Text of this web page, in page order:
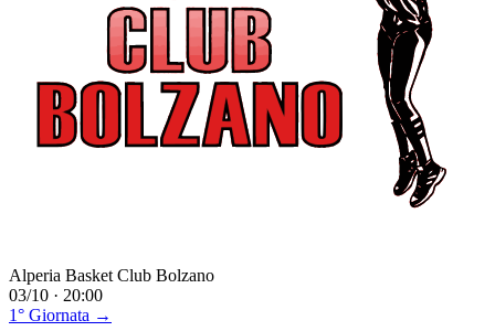
Alperia Basket Club Bolzano
03/10 · 20:00
1° Giornata →